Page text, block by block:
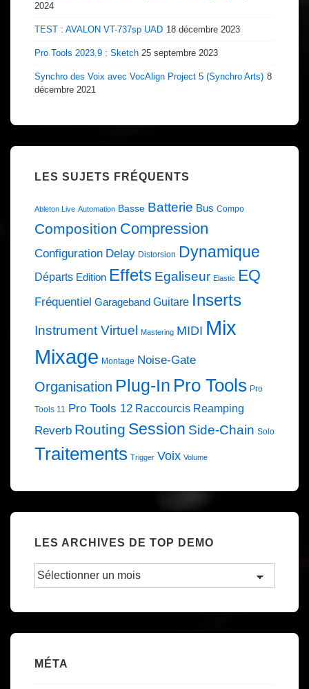
2024
TEST : AVALON VT-737sp UAD 18 décembre 2023
Pro Tools 2023.9 : Sketch 25 septembre 2023
Synchro des Voix avec VocAlign Project 5 (Synchro Arts) 8
décembre 2021
LES SUJETS FRÉQUENTS
Ableton Live Automation Basse Batterie Bus Compo
Composition Compression
Configuration Delay Distorsion Dynamique
Départs Edition Effets Egaliseur Elastic EQ
Fréquentiel Garageband Guitare Inserts
Instrument Virtuel Mastering MIDI Mix
Mixage Montage Noise-Gate
Organisation Plug-In Pro Tools Pro
Tools 11 Pro Tools 12 Raccourcis Reamping
Reverb Routing Session Side-Chain Solo
Traitements Trigger Voix Volume
LES ARCHIVES DE TOP DEMO
Les
Archives
MÉTA